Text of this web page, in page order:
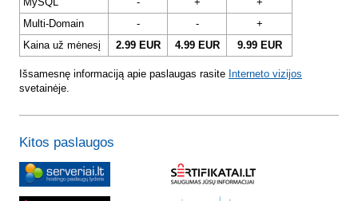
Multi-Domain
- -
+
Kaina už mėnesį
2.99 EUR 4.99 EUR 9.99 EUR
Išsamesnę informaciją apie paslaugas rasite Interneto vizijos
svetainėje.
Kitos paslaugos